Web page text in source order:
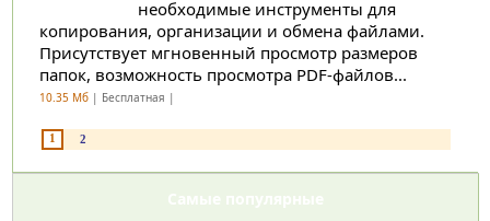
необходимые инструменты для
копирования, организации и обмена файлами.
Присутствует мгновенный просмотр размеров
папок, возможность просмотра PDF-файлов...
10.35 Мб| Бесплатная |
1 2
Самые популярные